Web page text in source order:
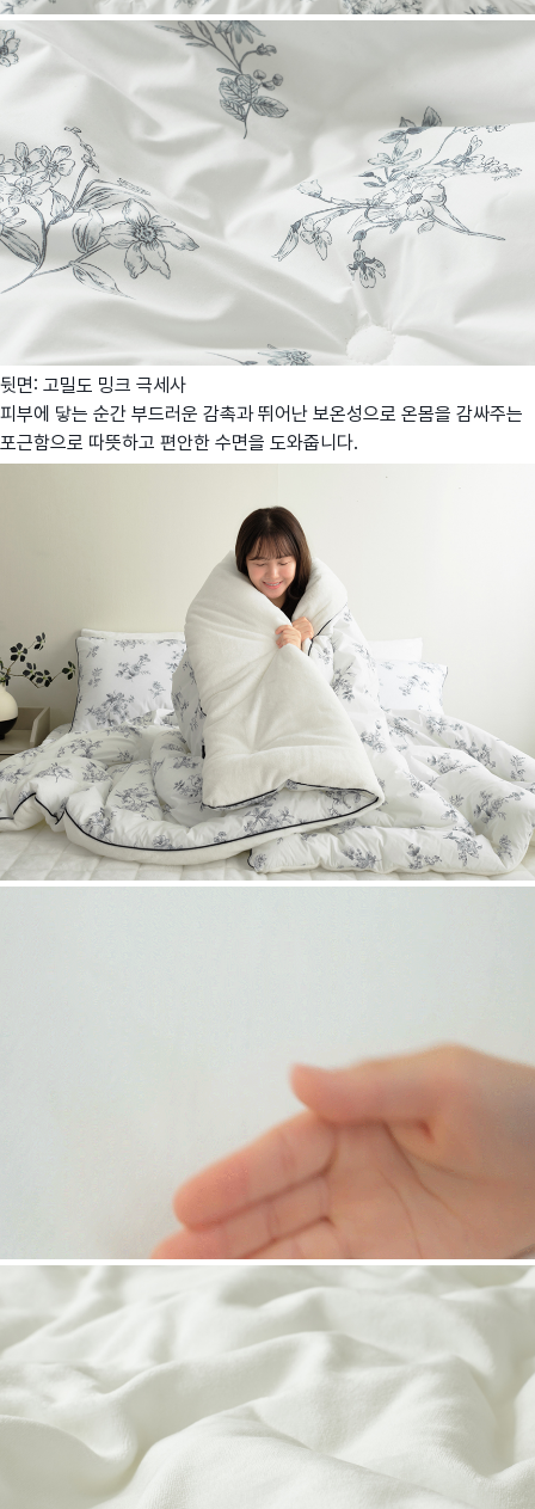
뒷면: 고밀도 밍크 극세사
피부에 닿는 순간 부드러운 감촉과 뛰어난 보온성으로 온몸을 감싸주는
포근함으로 따뜻하고 편안한 수면을 도와줍니다.